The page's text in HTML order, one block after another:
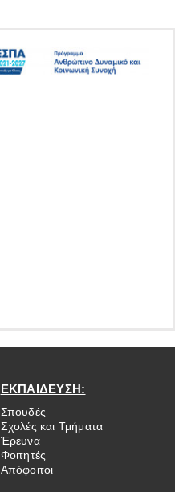
ΕΚΠΑΙΔΕΥΣΗ:
Σπουδές
Σχολές και Τμήματα
Έρευνα
Φοιτητές
Απόφοιτοι